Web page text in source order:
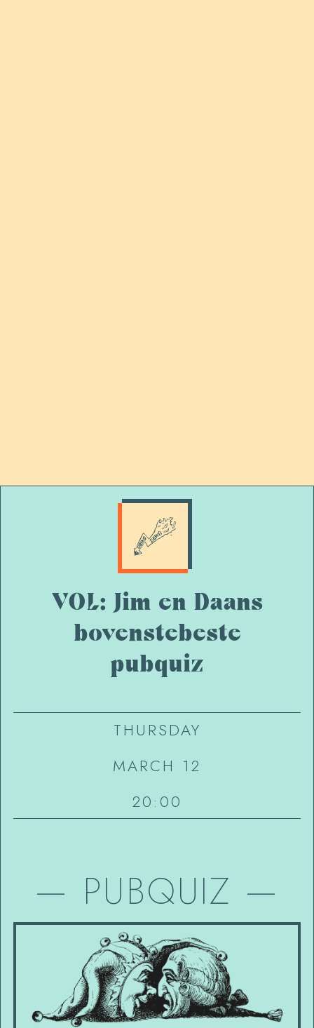
VOL: Jim en Daans
bovenstebeste
pubquiz
THURSDAY
MARCH 12
20:00
— PUBQUIZ —